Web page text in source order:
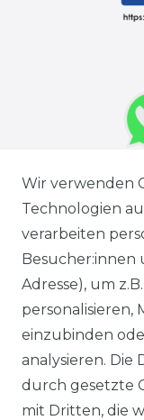
Wir verwenden
Technologien
verarbeiten
Besucher:innen
Adresse), um
personalisieren,
einzubinden
analysieren.
durch gesetzte
mit Dritten, die